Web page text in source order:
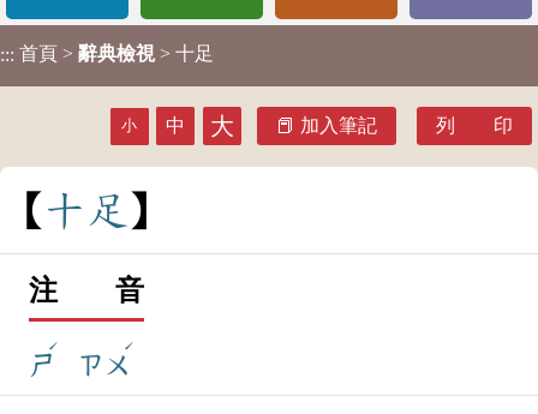
::: 首頁 > 辭典檢視 > 十足
小 中 大 加入筆記 列 印
十 足
注 音
ㄕ
ˊ
ㄗㄨ
ˊ